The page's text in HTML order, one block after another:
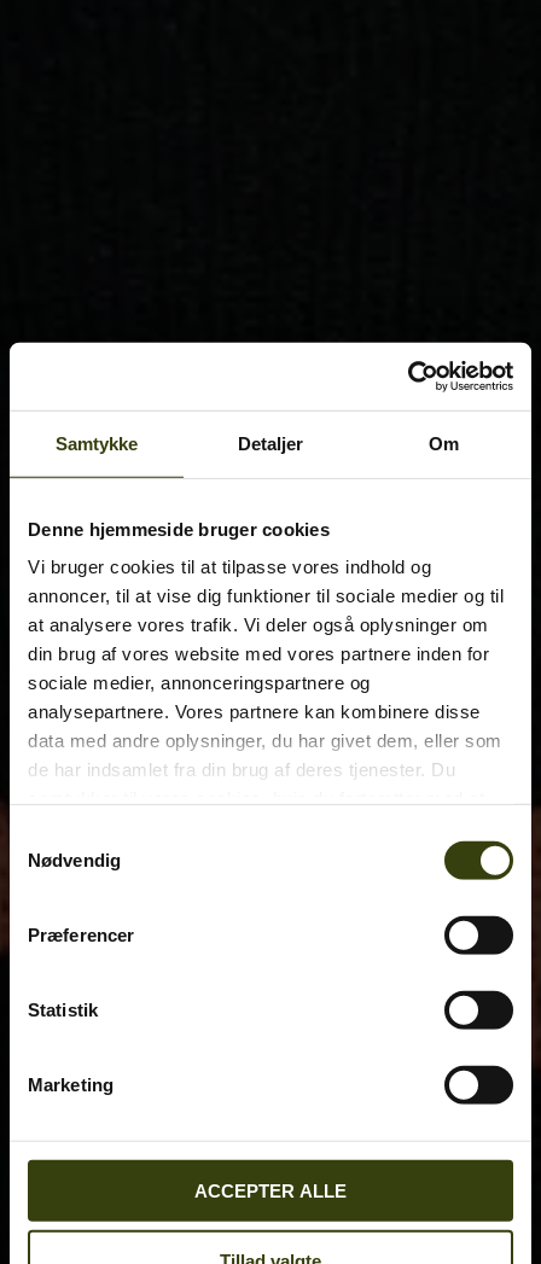
Samtykke Detaljer Om
Denne hjemmeside bruger cookies
Vi bruger cookies til at tilpasse vores indhold og
annoncer, til at vise dig funktioner til sociale medier og til
at analysere vores trafik. Vi deler også oplysninger om
din brug af vores website med vores partnere inden for
sociale medier, annonceringspartnere og
analysepartnere. Vores partnere kan kombinere disse
data med andre oplysninger, du har givet dem, eller som
de har indsamlet fra din brug af deres tjenester. Du
Nødvendig
Præferencer
Statistik
Marketing
ACCEPTER ALLE